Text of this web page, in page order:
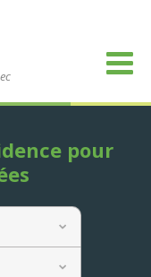
pour